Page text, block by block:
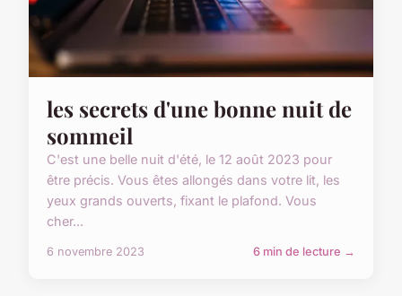
les secrets d'une bonne nuit de
sommeil
C'est une belle nuit d'été, le 12 août 2023 pour
être précis. Vous êtes allongés dans votre lit, les
yeux grands ouverts, fixant le plafond. Vous
cher...
6 novembre 2023 6 min de lecture →